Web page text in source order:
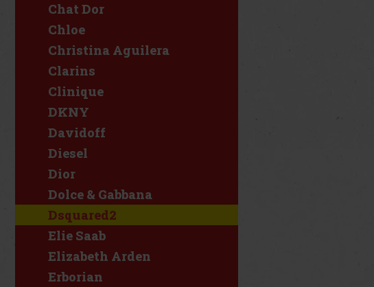
Chat Dor
Chloe
Christina Aguilera
Clarins
Clinique
DKNY
Davidoff
Diesel
Dior
Dolce & Gabbana
Dsquared2
Elie Saab
Elizabeth Arden
Erborian